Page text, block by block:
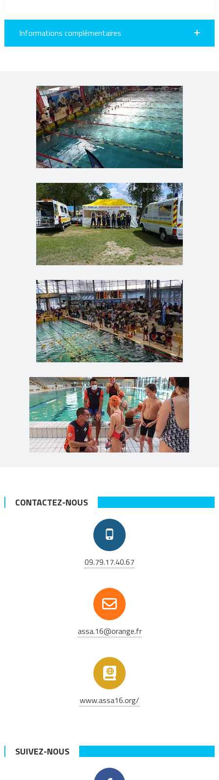
Informations complémentaires
CONTACTEZ-NOUS
09.79.17.40.67
assa.16@orange.fr
www.assa16.org/
SUIVEZ-NOUS